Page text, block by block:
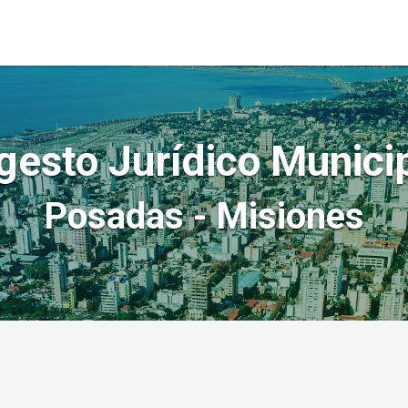
Jurídico
Posadas - Misiones